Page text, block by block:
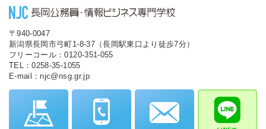
〒940-0047
新潟県長岡市弓町1-8-37（長岡駅東口より徒歩7分）
フリーコール：0120-351-055
TEL：0258-35-1055
E-mail：njc@nsg.gr.jp